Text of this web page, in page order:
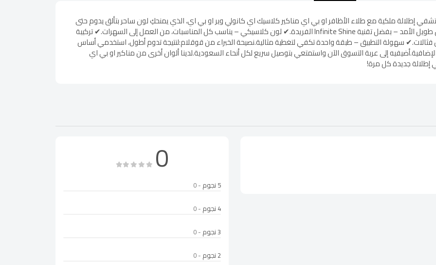
إطلالة ملكية مع طلاء الأظافر او بي اي مناكير كلاسيك اي كانولي وير او بي اي، الذي يمنحكِ لون ساحر بتألق يدوم حتى
11 يومًا دون تشقق أو تقشير!مميزات المنتج؟✔ تألق طويل الأمد – بفضل تقنية Infinite Shine الفريدة.✔ لون كلاسيكي – يناسب كل المناسبات، من العمل إلى السهرات.✔ تركيبة
فثالات.✔ سهولة التطبيق – طبقة واحدة تكفي لتغطية مثالية.نصيحة الخبراء من قوقلام:لنتيجة تدوم أطول، استخدمي أساس
إلى عربة التسوق الآن واستمتعي بتوصيل سريع لكل أنحاء السعودية.لدينا ألوان أخرى من مناكير او بي اي
إطلالة جديدة كل مرة!
0
5 نجوم
- 0
4 نجوم
- 0
3 نجوم
- 0
2 نجوم
- 0